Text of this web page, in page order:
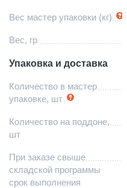
Вес мастер упаковки (кг)
Вес, гр
Упаковка и доставка
Количество в мастер
упаковке, шт
Количество на поддоне,
шт
При заказе свыше
складской программы
срок выполнения